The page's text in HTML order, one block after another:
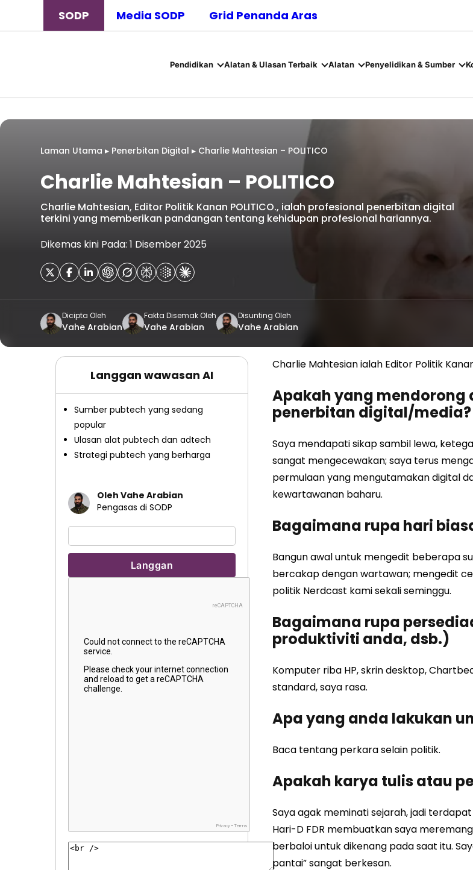
SODP Media SODP Grid Penanda Aras
Pendidikan Alatan & Ulasan Terbaik Alatan Penyelidikan & Sumber
Laman Utama ▸ Penerbitan Digital ▸ Charlie Mahtesian – POLITICO
Charlie Mahtesian – POLITICO
Charlie Mahtesian, Editor Politik Kanan POLITICO., ialah profesional penerbitan digital
terkini yang memberikan pandangan tentang kehidupan profesional hariannya.
Dikemas kini Pada: 1 Disember 2025
Dicipta Oleh
Vahe Arabian
Fakta Disemak Oleh
Vahe Arabian
Disunting Oleh
Vahe Arabian
Langgan wawasan AI
Sumber pubtech yang sedang
popular
Ulasan alat pubtech dan adtech
Strategi pubtech yang berharga
Oleh Vahe Arabian
Pengasas di SODP
Charlie Mahtesian ialah Editor Politik
Apakah yang mendorong
penerbitan digital/media?
Saya mendapati sikap sambil lewa,
sangat mengecewakan; saya terus
permulaan yang mengutamakan digital
kewartawanan baharu.
Bagaimana rupa hari
Bangun awal untuk mengedit beberapa
bercakap dengan wartawan; mengedit
politik Nerdcast kami sekali seminggu.
Bagaimana rupa
produktiviti anda, dsb.)
Komputer riba HP, skrin desktop,
standard, saya rasa.
Apa yang anda lakukan
Baca tentang perkara selain politik.
Apakah karya tulis atau
Saya agak meminati sejarah, jadi
Hari-D FDR membuatkan saya
berbaloi untuk dikenang pada saat itu.
pantai” sangat berkesan.